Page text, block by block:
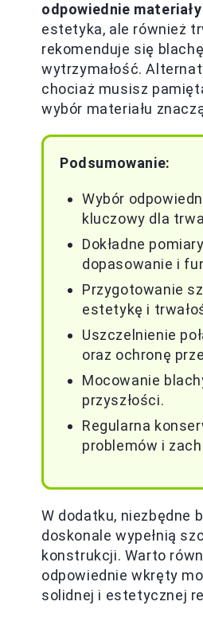
odpowiednie materiały
estetyka, ale również
rekomenduje się blachę
wytrzymałość.
chociaż musisz
wybór materiału
Podsumowanie:
Wybór
kluczowy dla
Dokładne
dopasowanie i
Przygotowanie
estetykę i
Uszczelnienie
oraz ochronę
Mocowanie
przyszłości.
Regularna
problemów i
W dodatku, niezbędne
doskonale wypełnią
konstrukcji. Warto
odpowiednie wkręty
solidnej i estetycznej